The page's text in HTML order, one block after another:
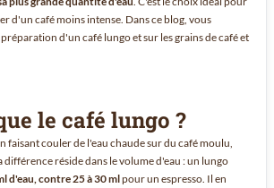
d'un café moins intense. Dans ce blog, vous
d'un café lungo et sur les grains de café et
le café lungo ?
faisant couler de l'eau chaude sur du café moulu,
différence réside dans le volume d'eau : un lungo
d'eau, contre 25 à 30 mlpour un espresso. Il en